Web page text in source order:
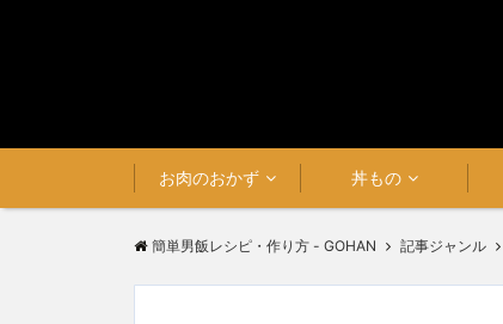
お肉のおかず 丼もの
簡単男飯レシピ・作り方 - GOHAN 記事ジャンル